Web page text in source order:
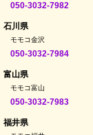
050-3032-7982
石川県
モモコ金沢
050-3032-7984
富山県
モモコ富山
050-3032-7983
福井県